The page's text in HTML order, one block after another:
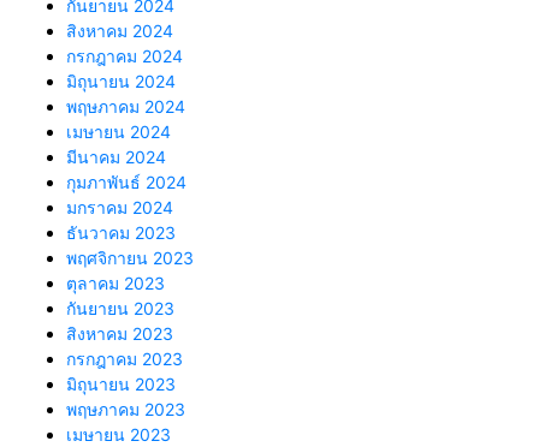
กันยายน 2024
สิงหาคม 2024
กรกฎาคม 2024
มิถุนายน 2024
พฤษภาคม 2024
เมษายน 2024
มีนาคม 2024
กุมภาพันธ์ 2024
มกราคม 2024
ธันวาคม 2023
พฤศจิกายน 2023
ตุลาคม 2023
กันยายน 2023
สิงหาคม 2023
กรกฎาคม 2023
มิถุนายน 2023
พฤษภาคม 2023
เมษายน 2023